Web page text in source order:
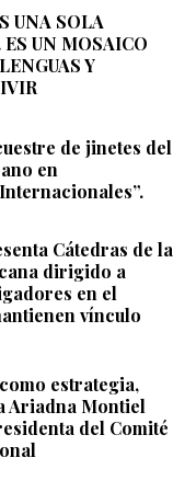
UNA SOLA
UN MOSAICO
Y
de jinetes del
en
Cátedras de la
dirigido a
en el
vínculo
estrategia,
Ariadna Montiel
del Comité